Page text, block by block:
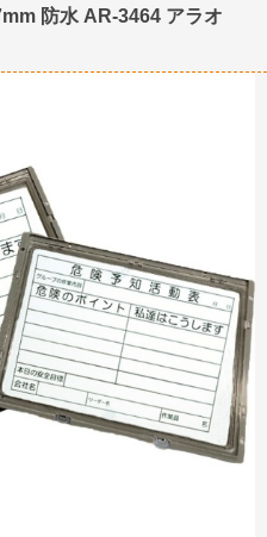
防水 AR-3464 アラオ